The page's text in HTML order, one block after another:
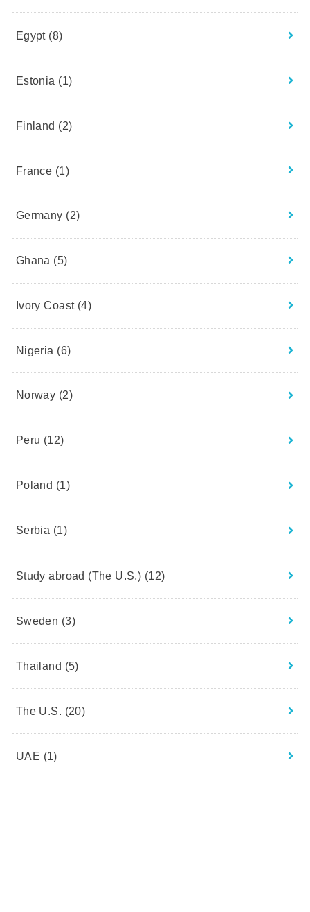
Egypt (8)
Estonia (1)
Finland (2)
France (1)
Germany (2)
Ghana (5)
Ivory Coast (4)
Nigeria (6)
Norway (2)
Peru (12)
Poland (1)
Serbia (1)
Study abroad (The U.S.) (12)
Sweden (3)
Thailand (5)
The U.S. (20)
UAE (1)